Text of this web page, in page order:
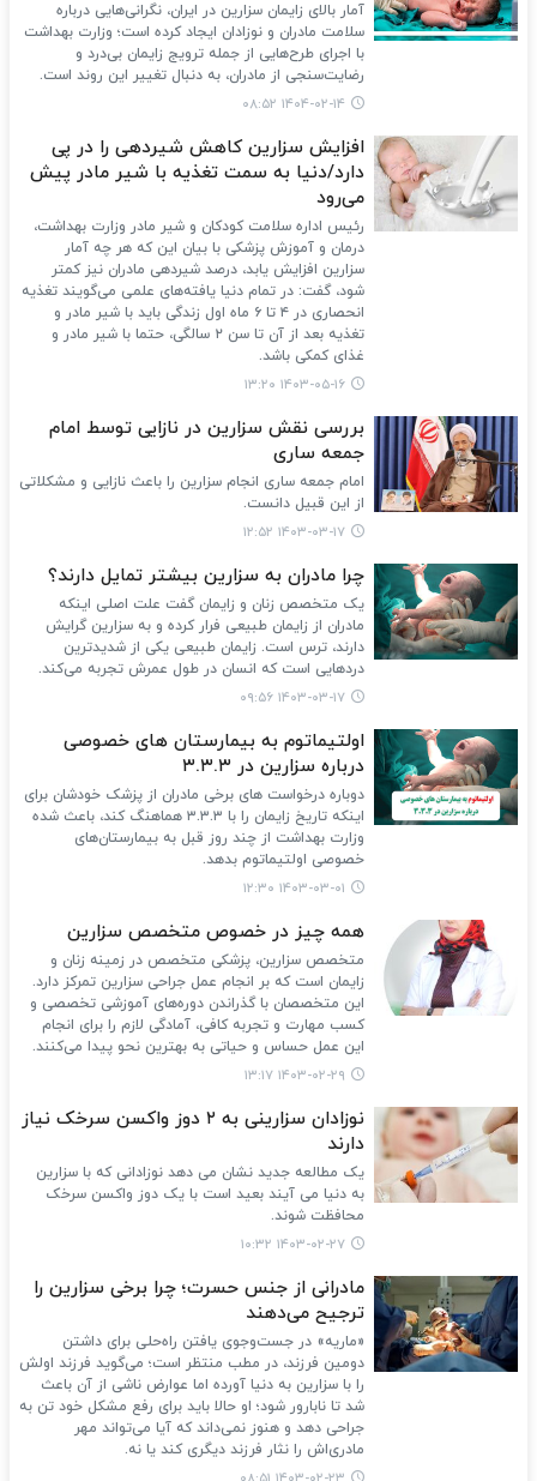
آمار بالای زایمان سزارین در ایران، نگرانی‌هایی درباره
سلامت مادران و نوزادان ایجاد کرده است؛ وزارت بهداشت
با اجرای طرح‌هایی از جمله ترویج زایمان بی‌درد و
رضایت‌سنجی از مادران، به دنبال تغییر این روند است.
۱۴۰۴-۰۲-۱۴ ۰۸:۵۲
افزایش سزارین کاهش شیردهی را در پی
دارد/دنیا به سمت تغذیه با شیر مادر پیش
می‌رود
رئیس اداره سلامت کودکان و شیر مادر وزارت بهداشت،
درمان و آموزش پزشکی با بیان این که هر چه آمار
سزارین افزایش یابد، درصد شیردهی مادران نیز کمتر
شود، گفت: در تمام دنیا یافته‌های علمی می‌گویند تغذیه
انحصاری در ۴ تا ۶ ماه اول زندگی باید با شیر مادر و
تغذیه بعد از آن تا سن ۲ سالگی، حتما با شیر مادر و
غذای کمکی باشد.
۱۴۰۳-۰۵-۱۶ ۱۳:۲۰
بررسی نقش سزارین در نازایی توسط امام
جمعه ساری
امام جمعه ساری انجام سزارین را باعث نازایی و مشکلاتی
از این قبیل دانست.
۱۴۰۳-۰۳-۱۷ ۱۲:۵۲
چرا مادران به سزارین بیشتر تمایل دارند؟
یک متخصص زنان و زایمان گفت علت اصلی اینکه
مادران از زایمان طبیعی فرار کرده و به سزارین گرایش
دارند، ترس است. زایمان طبیعی یکی از شدیدترین
دردهایی است که انسان در طول عمرش تجربه می‌کند.
۱۴۰۳-۰۳-۱۷ ۰۹:۵۶
اولتیماتوم به بیمارستان های خصوصی
درباره سزارین در ۳.۳.۳
دوباره درخواست های برخی مادران از پزشک خودشان برای
اینکه تاریخ زایمان را با ۳.۳.۳ هماهنگ کند، باعث شده
وزارت بهداشت از چند روز قبل به بیمارستان‌های
خصوصی اولتیماتوم بدهد.
۱۴۰۳-۰۳-۰۱ ۱۲:۳۰
همه چیز در خصوص متخصص سزارین
متخصص سزارین، پزشکی متخصص در زمینه زنان و
زایمان است که بر انجام عمل جراحی سزارین تمرکز دارد.
این متخصصان با گذراندن دوره‌های آموزشی تخصصی و
کسب مهارت و تجربه کافی، آمادگی لازم را برای انجام
این عمل حساس و حیاتی به بهترین نحو پیدا می‌کنند.
۱۴۰۳-۰۲-۲۹ ۱۳:۱۷
نوزادان سزارینی به ۲ دوز واکسن سرخک نیاز
دارند
یک مطالعه جدید نشان می دهد نوزادانی که با سزارین
به دنیا می آیند بعید است با یک دوز واکسن سرخک
محافظت شوند.
۱۴۰۳-۰۲-۲۷ ۱۰:۳۲
مادرانی از جنس حسرت؛ چرا برخی سزارین را
ترجیح می‌دهند
«ماریه» در جست‌وجوی یافتن راه‌حلی برای داشتن
دومین فرزند، در مطب منتظر است؛ می‌گوید فرزند اولش
را با سزارین به دنیا آورده اما عوارض ناشی از آن باعث
شد تا نابارور شود؛ او حالا باید برای رفع مشکل خود تن به
جراحی دهد و هنوز نمی‌داند که آیا می‌تواند مهر
مادری‌اش را نثار فرزند دیگری کند یا نه.